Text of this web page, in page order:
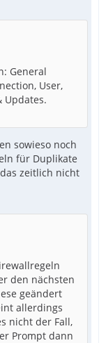
General
User,
Updates.
sowieso noch
für Duplikate
zeitlich nicht
den nächsten
geändert
allerdings
nicht der Fall,
Prompt dann